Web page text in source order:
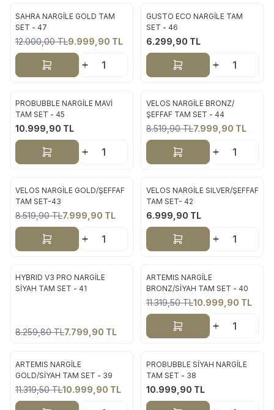
Yeni
%17
SAHRA NARGİLE GOLD TAM
SET - 47
12.000,00TL9.999,90 TL
Sepete Ekle
Yeni
GUSTO ECO NARGİLE TAM
SET - 46
6.299,90 TL
Sepete Ekle
Yeni
PROBUBBLE NARGİLE MAVİ
TAM SET - 45
10.999,90 TL
Sepete Ekle
Yeni
%6
VELOS NARGİLE BRONZ/
ŞEFFAF TAM SET - 44
8.519,90TL7.999,90 TL
Sepete Ekle
Yeni
%6
VELOS NARGİLE GOLD/ŞEFFAF
TAM SET-43
8.519,90TL7.999,90 TL
Sepete Ekle
Yeni
VELOS NARGİLE SILVER/ŞEFFAF
TAM SET- 42
6.999,90 TL
Sepete Ekle
Yeni
HYBRID V3 PRO NARGİLE
SİYAH TAM SET - 41
8.259,80TL7.799,90 TL
Yeni
%3
ARTEMIS NARGİLE
BRONZ/SİYAH TAM SET - 40
11.319,50TL10.999,90 TL
Sepete Ekle
Yeni
%3
ARTEMIS NARGİLE
GOLD/SİYAH TAM SET - 39
11.319,50TL10.999,90 TL
Yeni
PROBUBBLE SİYAH NARGİLE
TAM SET - 38
10.999,90 TL